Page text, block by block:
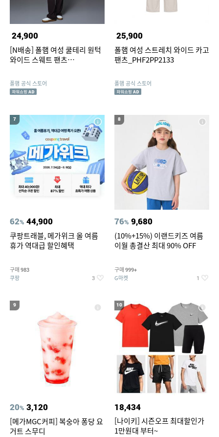
24,900
[N배송] 폴햄 여성 쿨테리 원턱
와이드 스웨트 팬츠
폴햄 공식 스토어
25,900
폴햄 여성 스트레치 와이드 카고
팬츠_PHF2PP2133
폴햄 공식 스토어
7
62% 44,900
쿠팡트래블, 메가위크 올 여름
휴가 역대급 할인혜택
구매 983
쿠팡 3
8
76% 9,680
(10%+15%) 이랜드키즈 여름
이월 총결산 최대 90% OFF
구매 999+
G마켓 1
9
20% 3,120
[메가MGC커피] 복숭아 퐁당 요
거트 스무디
10
18,434
[나이키] 시즌오프 최대할인가
1만원대 부터~